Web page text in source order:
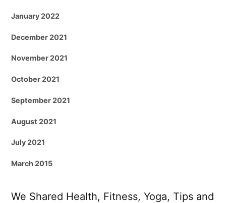
January 2022
December 2021
November 2021
October 2021
September 2021
August 2021
July 2021
March 2015
We Shared Health, Fitness, Yoga, Tips and